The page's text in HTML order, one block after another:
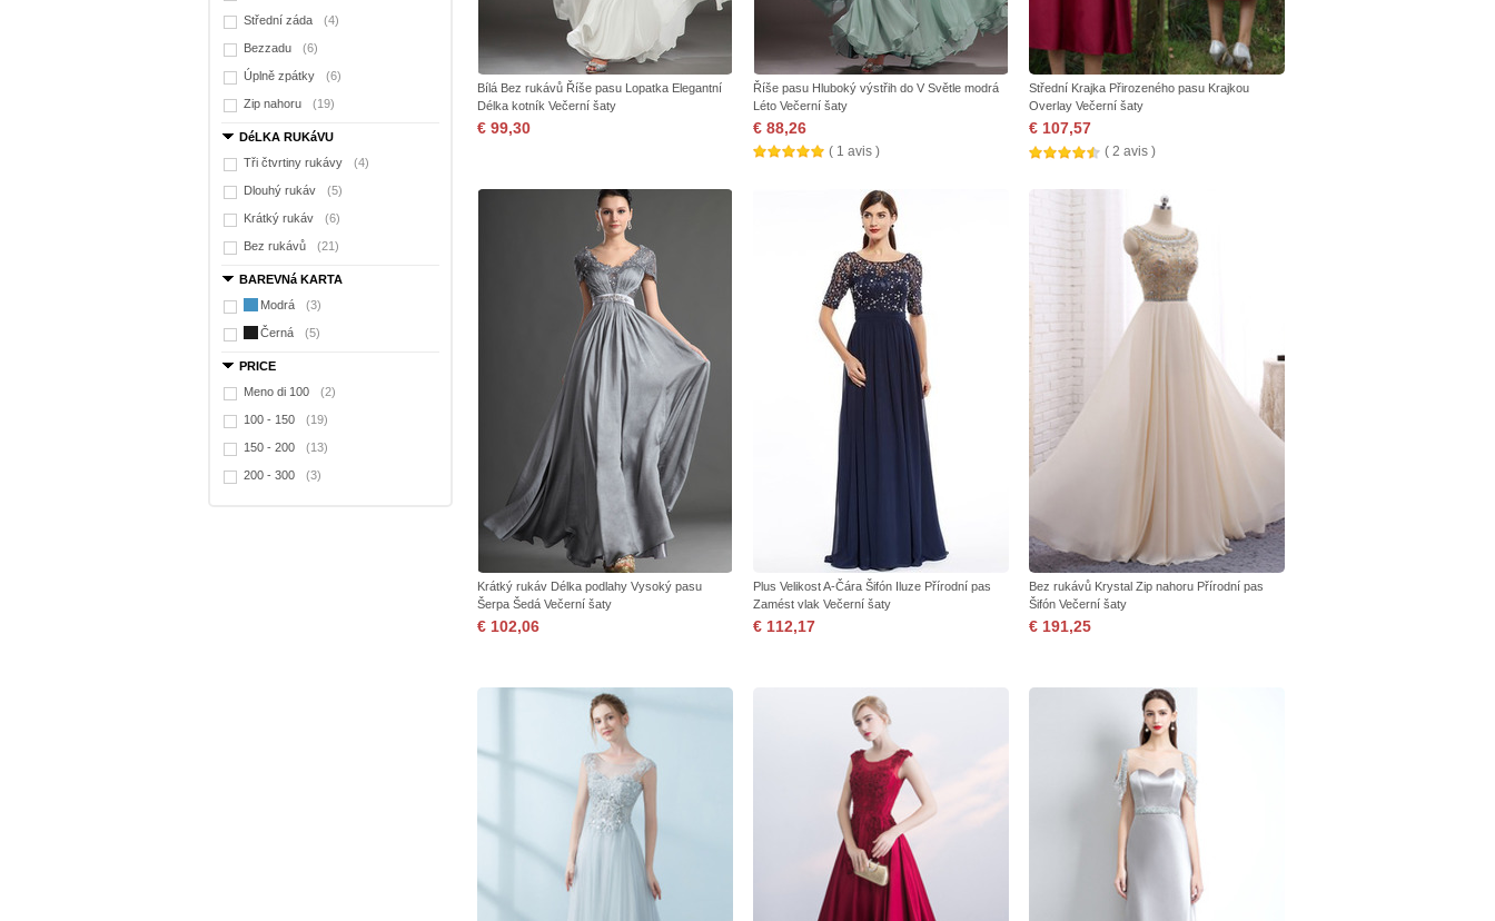
Střední záda (4)
Bezzadu (6)
Úplně zpátky (6)
Zip nahoru (19)
DéLKA RUKáVU
Tři čtvrtiny rukávy
(4)
Dlouhý rukáv (5)
Krátký rukáv (6)
Bez rukávů (21)
BAREVNá KARTA
Modrá
(3)
Černá (5)
PRICE
Meno di 100
(2)
100 - 150 (19)
150 - 200 (13)
200 - 300 (3)
Bílá Bez rukávů Říše pasu Lopatka Elegantní
Délka kotník Večerní šaty
€ 99,30
Říše pasu Hluboký výstřih do V Světle modrá
Léto Večerní šaty
€ 88,26
( 1 avis )
Střední Krajka Přirozeného pasu Krajkou
Overlay Večerní šaty
€ 107,57
( 2 avis )
Krátký rukáv Délka podlahy Vysoký pasu
Šerpa Šedá Večerní šaty
€ 102,06
Plus Velikost A-Čára Šifón Iluze Přírodní pas
Zamést vlak Večerní šaty
€ 112,17
Bez rukávů Krystal Zip nahoru Přírodní pas
Šifón Večerní šaty
€ 191,25